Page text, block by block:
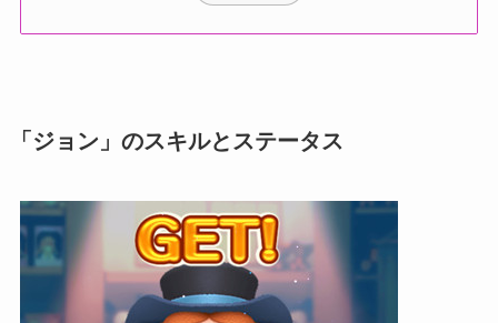
「ジョン」のスキルとステータス